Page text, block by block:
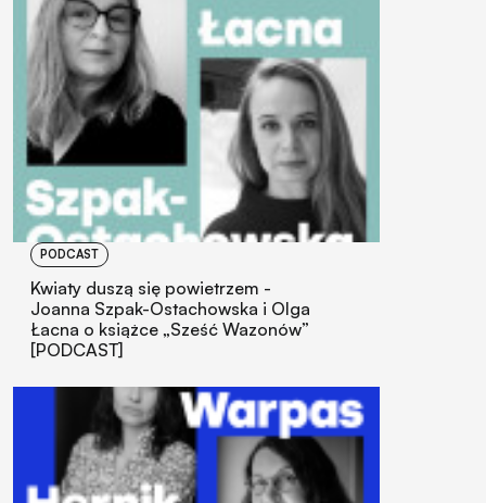
PODCAST
Kwiaty duszą się powietrzem -
Joanna Szpak-Ostachowska i Olga
Łacna o książce „Sześć Wazonów”
[PODCAST]